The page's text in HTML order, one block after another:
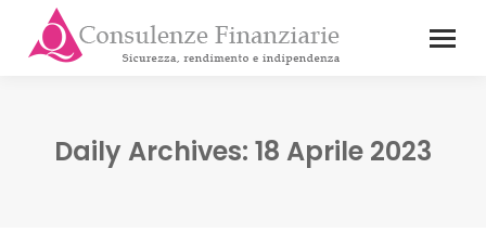
Daily Archives: 18 Aprile 2023